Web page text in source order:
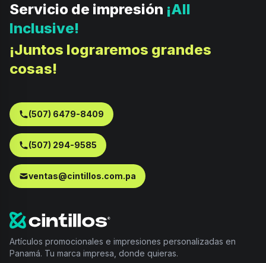
Servicio de impresión ¡All
Inclusive!
¡Juntos lograremos grandes
cosas!
(507) 6479-8409
(507) 294-9585
ventas@cintillos.com.pa
Artículos promocionales e impresiones personalizadas en
Panamá. Tu marca impresa, donde quieras.